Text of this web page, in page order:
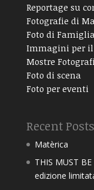
Reportage su
Fotografie di
Foto di Famiglia
Immagini per il
Mostre
Foto di scena
Foto per eventi
Recent Posts
Matèrica
THIS MUST
edizione